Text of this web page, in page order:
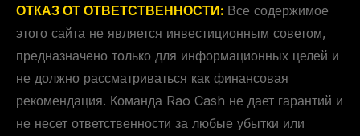
ОТКАЗ ОТ ОТВЕТСТВЕННОСТИ: Все содержимое
этого сайта не является инвестиционным советом,
предназначено только для информационных целей и
не должно рассматриваться как финансовая
рекомендация. Команда Rao Cash не дает гарантий и
не несет ответственности за любые убытки или